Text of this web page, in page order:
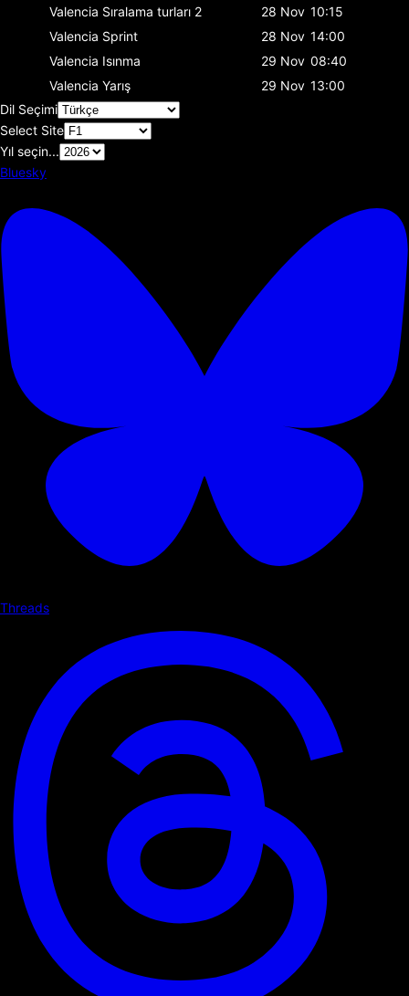
Valencia Sıralama turları 2 28 Nov 10:15
Valencia Sprint 28 Nov 14:00
Valencia Isınma 29 Nov 08:40
Valencia Yarış 29 Nov 13:00
Dil Seçimi
Select Site
Yıl seçin...
Bluesky
Threads